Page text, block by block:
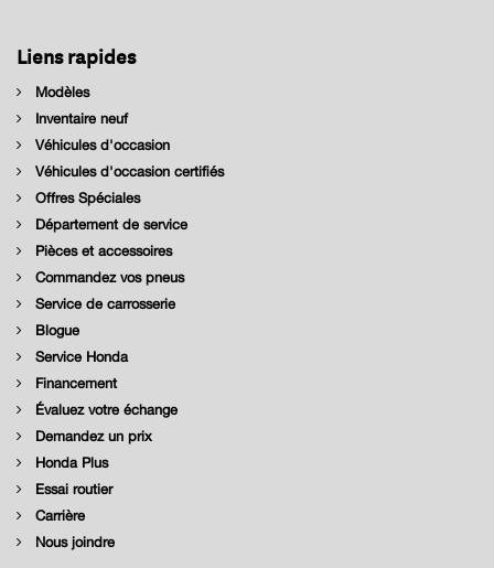
Liens rapides
Modèles
Inventaire neuf
Véhicules d'occasion
Véhicules d'occasion certifiés
Offres Spéciales
Département de service
Pièces et accessoires
Commandez vos pneus
Service de carrosserie
Blogue
Service Honda
Financement
Évaluez votre échange
Demandez un prix
Honda Plus
Essai routier
Carrière
Nous joindre